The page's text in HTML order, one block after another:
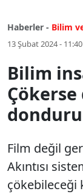
Haberler - Bilim
13 Şubat 2024 - 11:40
Bilim
Film değil
Akıntısı
çökebileceği